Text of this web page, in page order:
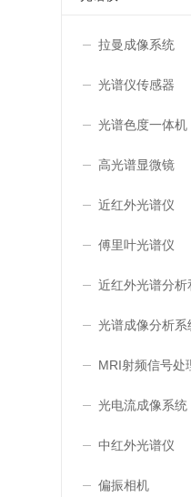
拉曼成像系统
光谱仪传感器
光谱色度一体机
高光谱显微镜
近红外光谱仪
傅里叶光谱仪
近红外光谱分
件
光谱成像分析系
MRI射频信号处
光电流成像系统
中红外光谱仪
偏振相机